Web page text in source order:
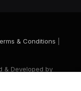
& Conditions
& Developed by